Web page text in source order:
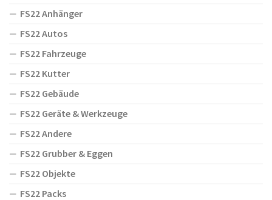
FS22 Anhänger
FS22 Autos
FS22 Fahrzeuge
FS22 Kutter
FS22 Gebäude
FS22 Geräte & Werkzeuge
FS22 Andere
FS22 Grubber & Eggen
FS22 Objekte
FS22 Packs